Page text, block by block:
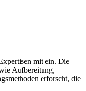
mit ein. Die
Aufbereitung,
erforscht, die